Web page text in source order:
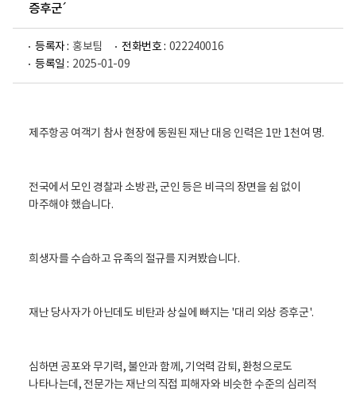
증후군´
등록자 : 홍보팀 전화번호 : 022240016
등록일 : 2025-01-09
제주항공 여객기 참사 현장에 동원된 재난 대응 인력은 1만 1천여 명.
전국에서 모인 경찰과 소방관, 군인 등은 비극의 장면을 쉼 없이
마주해야 했습니다.
희생자를 수습하고 유족의 절규를 지켜봤습니다.
재난 당사자가 아닌데도 비탄과 상실에 빠지는 '대리 외상 증후군'.
심하면 공포와 무기력, 불안과 함께, 기억력 감퇴, 환청으로도
나타나는데, 전문가는 재난의 직접 피해자와 비슷한 수준의 심리적